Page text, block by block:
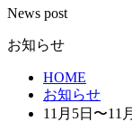
News post
お知らせ
HOME
お知らせ
11月5日〜11